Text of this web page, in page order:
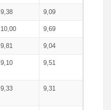
9,38 9,09
10,00 9,69
9,81 9,04
9,10 9,51
9,33 9,31